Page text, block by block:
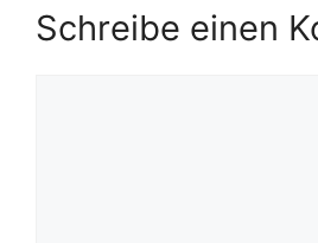
Schreibe einen